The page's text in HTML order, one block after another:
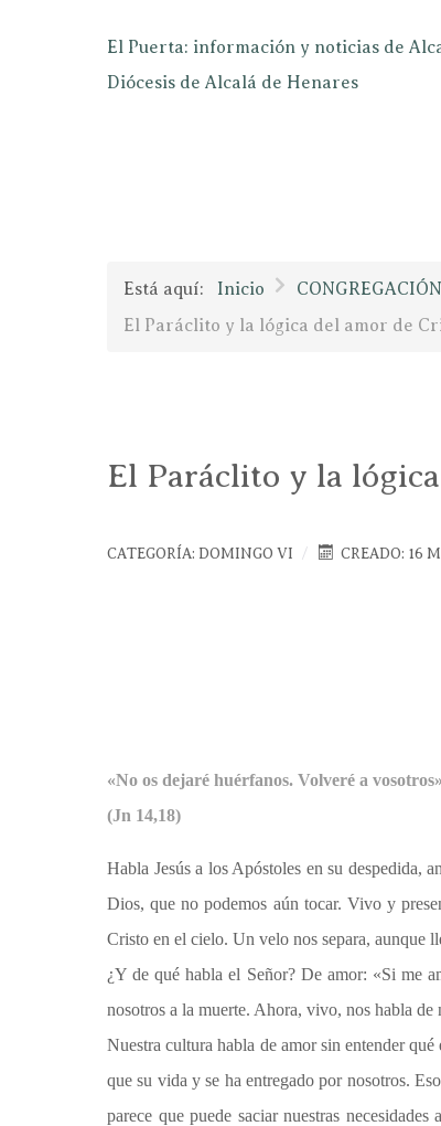
El Puerta: información y noticias de
Diócesis de Alcalá de Henares
Está aquí: Inicio CONGREGACIÓN
El Paráclito y la lógica del amor de
El Paráclito y la
CATEGORÍA: DOMINGO VI CREADO: 16
«No os dejaré huérfanos. Volveré a vosotros»
(Jn 14,18)
Habla Jesús a los Apóstoles en su despedida,
Dios, que no podemos aún tocar. Vivo y
Cristo en el cielo. Un velo nos separa, aunque
¿Y de qué habla el Señor? De amor: «Si me
nosotros a la muerte. Ahora, vivo, nos habla de
Nuestra cultura habla de amor sin entender
que su vida y se ha entregado por nosotros.
parece que puede saciar nuestras